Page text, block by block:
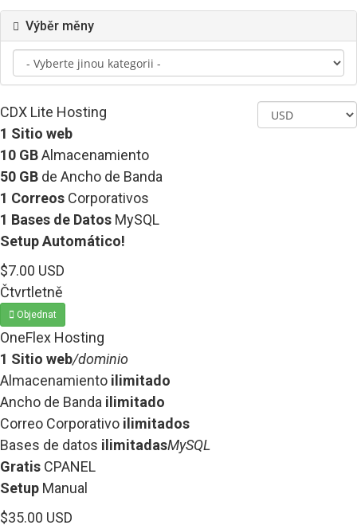
Výběr měny
CDX Lite Hosting
1 Sitio web
10 GBAlmacenamiento
50 GB de Ancho de Banda
1 Correos Corporativos
1 Bases de Datos MySQL
Setup Automático!
$7.00 USD
Čtvrtletně
Objednat
OneFlex Hosting
1 Sitio web/dominio
Almacenamiento ilimitado
Ancho de Banda ilimitado
Correo Corporativo ilimitados
Bases de datos ilimitadasMySQL
Gratis CPANEL
Setup Manual
$35.00 USD